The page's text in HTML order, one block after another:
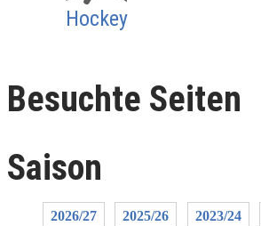
Hockey
Besuchte Seiten
Saison
2026/27 2025/26 2023/24